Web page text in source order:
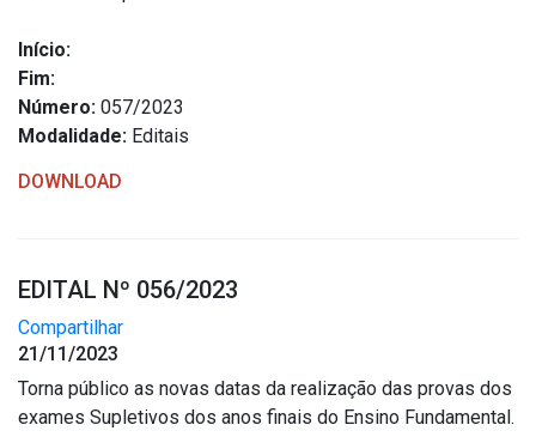
Início:
Fim:
Número: 057/2023
Modalidade: Editais
DOWNLOAD
EDITAL Nº 056/2023
Compartilhar
21/11/2023
Torna público as novas datas da realização das provas dos
exames Supletivos dos anos finais do Ensino Fundamental.